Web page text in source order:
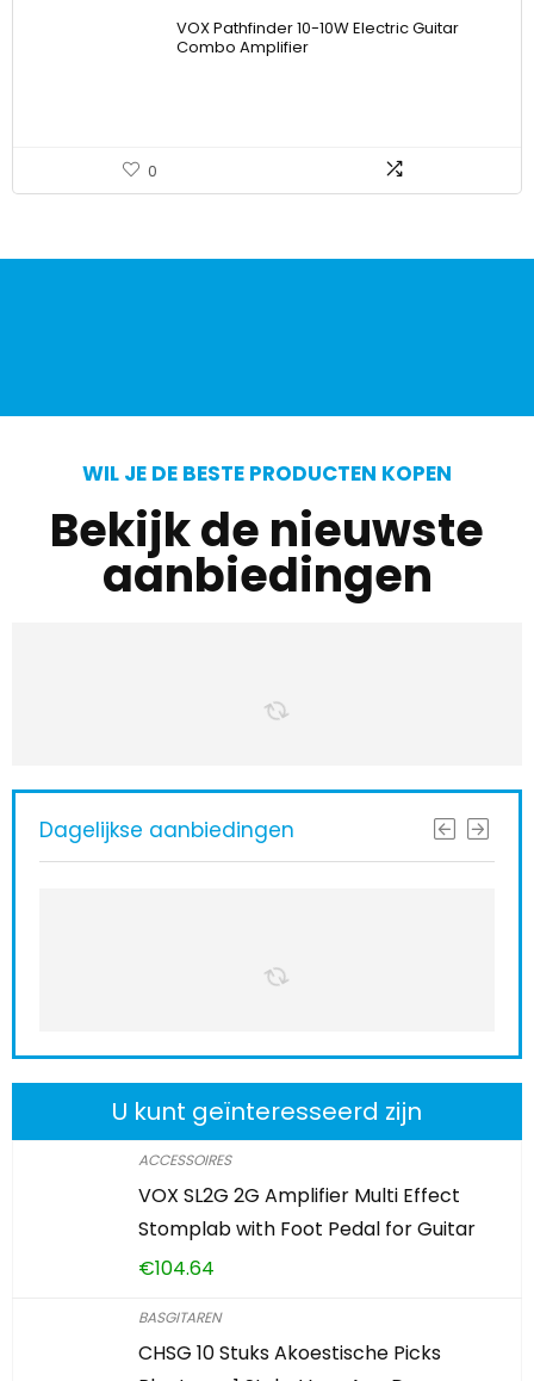
VOX Pathfinder 10-10W Electric Guitar
Combo Amplifier
0
WIL JE DE BESTE PRODUCTEN KOPEN
Bekijk de nieuwste
aanbiedingen
Dagelijkse aanbiedingen
U kunt geïnteresseerd zijn
ACCESSOIRES
VOX SL2G 2G Amplifier Multi Effect
Stomplab with Foot Pedal for Guitar
€104.64
BASGITAREN
CHSG 10 Stuks Akoestische Picks